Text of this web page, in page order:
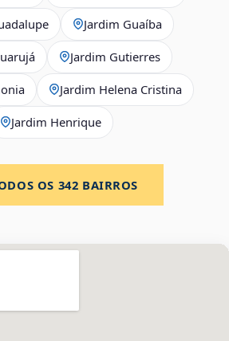
Jardim Guaíba
Jardim Gutierres
Jardim Helena Cristina
Jardim Henrique
OS 342 BAIRROS